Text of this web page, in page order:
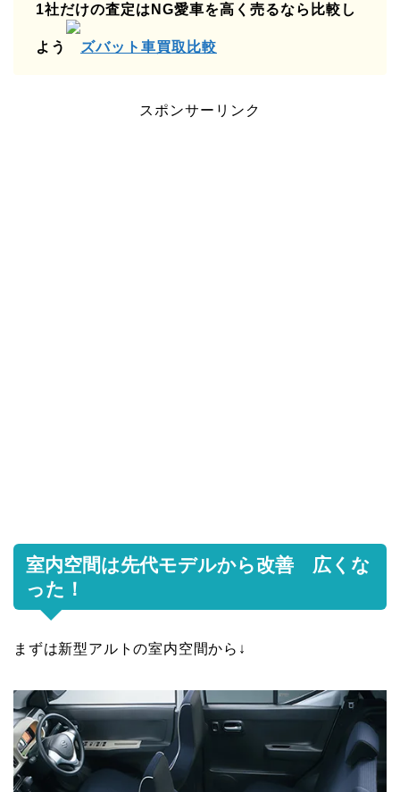
1社だけの査定はNG愛車を高く売るなら比較し
よう ズバット車買取比較
スポンサーリンク
室内空間は先代モデルから改善 広くな
った！
まずは新型アルトの室内空間から↓